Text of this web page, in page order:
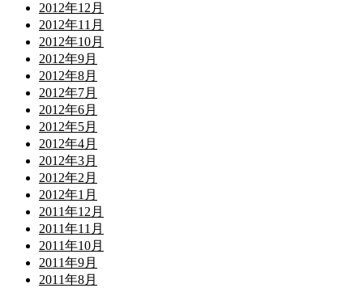
2012年12月
2012年11月
2012年10月
2012年9月
2012年8月
2012年7月
2012年6月
2012年5月
2012年4月
2012年3月
2012年2月
2012年1月
2011年12月
2011年11月
2011年10月
2011年9月
2011年8月